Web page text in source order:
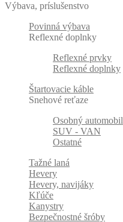
Výbava, príslušenstvo
Povinná výbava
Reflexné doplnky
Reflexné prvky
Reflexné doplnky
Štartovacie káble
Snehové reťaze
Osobný automobil
SUV - VAN
Ostatné
Tažné laná
Hevery
Hevery, navijáky
Kľúče
Kanystry
Bezpečnostné šróby